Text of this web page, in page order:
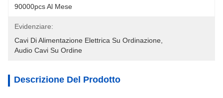
90000pcs Al Mese
Evidenziare:
Cavi Di Alimentazione Elettrica Su Ordinazione
Audio Cavi Su Ordine
Descrizione Del Prodotto